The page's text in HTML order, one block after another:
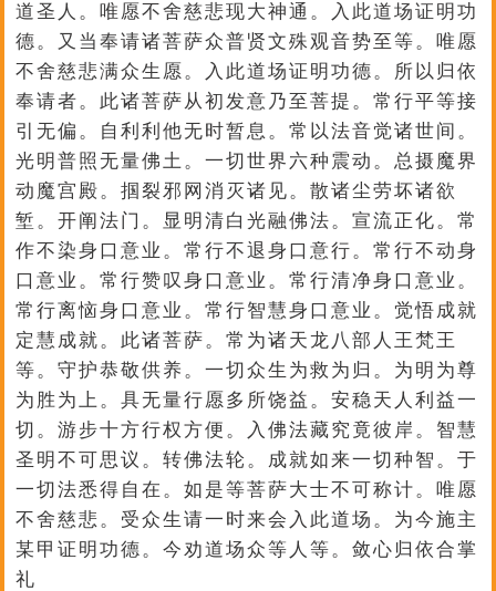
道圣人。唯愿不舍慈悲现大神通。入此道场证明功
德。又当奉请诸菩萨众普贤文殊观音势至等。唯愿
不舍慈悲满众生愿。入此道场证明功德。所以归依
奉请者。此诸菩萨从初发意乃至菩提。常行平等接
引无偏。自利利他无时暂息。常以法音觉诸世间。
光明普照无量佛土。一切世界六种震动。总摄魔界
动魔宫殿。掴裂邪网消灭诸见。散诸尘劳坏诸欲
堑。开阐法门。显明清白光融佛法。宣流正化。常
作不染身口意业。常行不退身口意行。常行不动身
口意业。常行赞叹身口意业。常行清净身口意业。
常行离恼身口意业。常行智慧身口意业。觉悟成就
定慧成就。此诸菩萨。常为诸天龙八部人王梵王
等。守护恭敬供养。一切众生为救为归。为明为尊
为胜为上。具无量行愿多所饶益。安稳天人利益一
切。游步十方行权方便。入佛法藏究竟彼岸。智慧
圣明不可思议。转佛法轮。成就如来一切种智。于
一切法悉得自在。如是等菩萨大士不可称计。唯愿
不舍慈悲。受众生请一时来会入此道场。为今施主
某甲证明功德。今劝道场众等人等。敛心归依合掌
礼